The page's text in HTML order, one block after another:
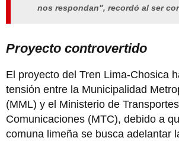
nos respondan", recordó al ser
Proyecto controvertido
El proyecto del Tren Lima-Chosica
tensión entre la Municipalidad
(MML) y el Ministerio de
Comunicaciones (MTC), debido a
comuna limeña se busca adelantar